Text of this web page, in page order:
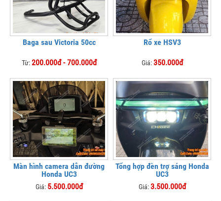
Baga sau Victoria 50cc
Từ:200.000đ - 700.000đ
Rổ xe HSV3
Giá:350.000đ
Màn hình camera dẫn đường
Honda UC3
Giá: 5.500.000đ
Tổng hợp đèn trợ sáng Honda
UC3
Giá:3.500.000đ